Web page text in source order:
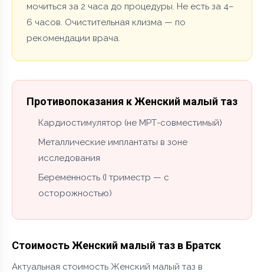
мочиться за 2 часа до процедуры. Не есть за 4–
6 часов. Очистительная клизма — по
рекомендации врача.
Противопоказания к Женский малый таз
Кардиостимулятор (не МРТ-совместимый)
Металлические имплантаты в зоне
исследования
Беременность (I триместр — с
осторожностью)
Стоимость Женский малый таз в Братск
Актуальная стоимость Женский малый таз в